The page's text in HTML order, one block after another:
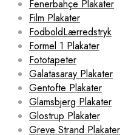
Fenerbahçe Plakater
Film Plakater
FodboldLærredstryk
Formel 1 Plakater
Fototapeter
Galatasaray Plakater
Gentofte Plakater
Glamsbjerg Plakater
Glostrup Plakater
Greve Strand Plakater